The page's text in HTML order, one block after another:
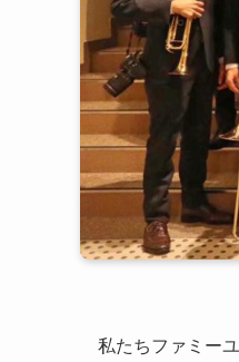
私たちファミー